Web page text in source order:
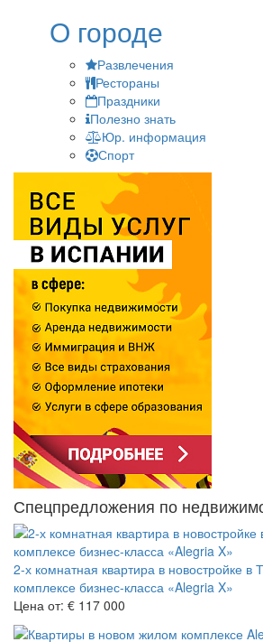
О городе
Развлечения
Рестораны
Праздники
Полезно знать
Юр. информация
Спорт
Спецпредложения по
2-х комнатная квартира в новостройке в
комплексе бизнес-класса «Alegria X»
Цена от: € 117 000